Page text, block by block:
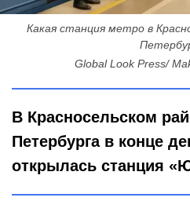
Какая станция метро в
Global Look Press/
В Красносельском
Петербурга в конце
открылась станция